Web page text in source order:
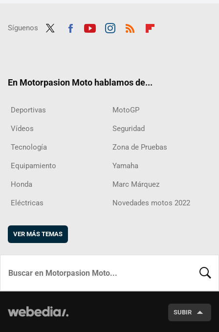
Síguenos
En Motorpasion Moto hablamos de...
Deportivas MotoGP
Vídeos Seguridad
Tecnología Zona de Pruebas
Equipamiento Yamaha
Honda Marc Márquez
Eléctricas Novedades motos 2022
VER MÁS TEMAS
SUBIR